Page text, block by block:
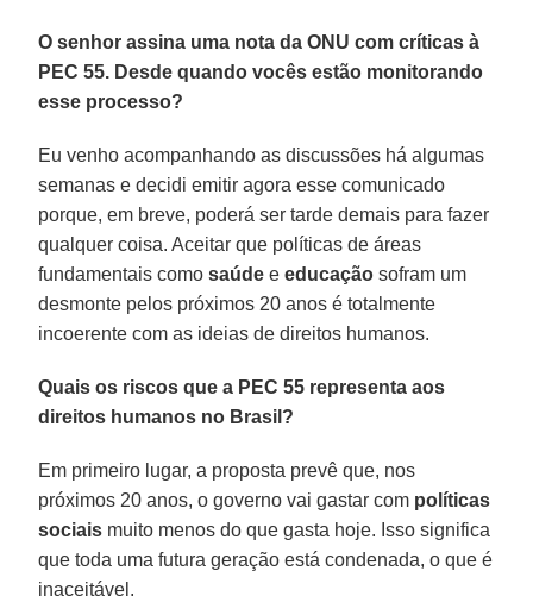
O senhor assina uma nota da ONU com críticas à
PEC 55. Desde quando vocês estão monitorando
esse processo?
Eu venho acompanhando as discussões há algumas
semanas e decidi emitir agora esse comunicado
porque, em breve, poderá ser tarde demais para fazer
qualquer coisa. Aceitar que políticas de áreas
fundamentais comosaúde eeducação sofram um
desmonte pelos próximos 20 anos é totalmente
incoerente com as ideias de direitos humanos.
Quais os riscos que a PEC 55 representa aos
direitos humanos no Brasil?
Em primeiro lugar, a proposta prevê que, nos
próximos 20 anos, o governo vai gastar com políticas
sociais muito menos do que gasta hoje. Isso significa
que toda uma futura geração está condenada, o que é
inaceitável.